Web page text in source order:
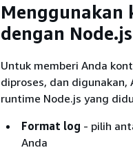
dengan Node.js
Untuk memberi Anda
diproses, dan
runtime Node.js yang
Format log - pilih
Anda